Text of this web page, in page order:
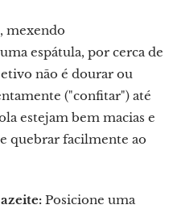
, mexendo
espátula, por cerca de
não é dourar ou
("confitar") até
estejam bem macias e
quebrar facilmente ao
Posicione uma